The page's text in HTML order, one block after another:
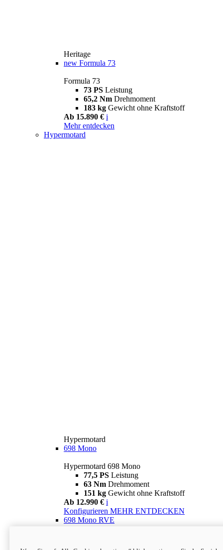
Heritage
new Formula 73
Formula 73
73 PS Leistung
65,2 Nm Drehmoment
183 kg Gewicht ohne Kraftstoff
Ab 15.890 € i
Mehr entdecken
Hypermotard
Hypermotard
698 Mono
Hypermotard 698 Mono
77,5 PS Leistung
63 Nm Drehmoment
151 kg Gewicht ohne Kraftstoff
Ab 12.990 € i
Konfigurieren MEHR ENTDECKEN
698 Mono RVE
77,5 PS
Leistung